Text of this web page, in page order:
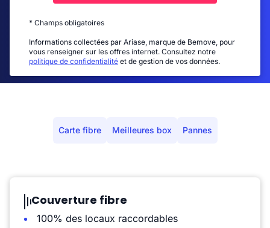
* Champs obligatoires
Informations collectées par Ariase, marque de Bemove, pour
vous renseigner sur les offres internet. Consultez notre
politique de confidentialité et de gestion de vos données.
Carte fibre Meilleures box Pannes
Couverture fibre
100% des locaux raccordables